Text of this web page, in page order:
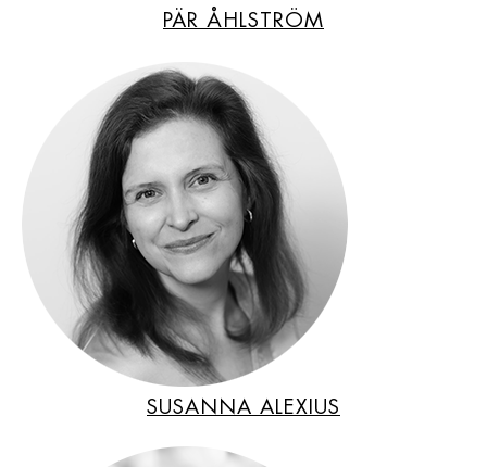
PÄR ÅHLSTRÖM
SUSANNA ALEXIUS